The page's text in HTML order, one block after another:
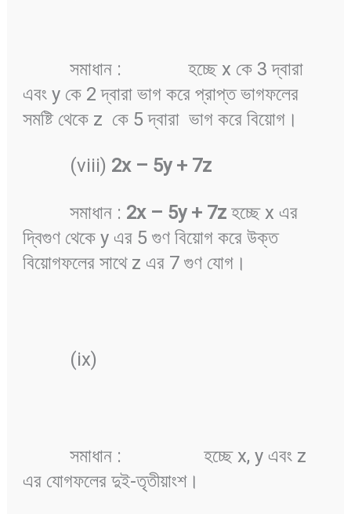
সমাধান :
হচ্ছে x কে 3 দ্বারা
এবং y কে 2 দ্বারা ভাগ করে প্রাপ্ত ভাগফলের
সমষ্টি থেকে z কে 5 দ্বারা ভাগ করে বিয়োগ।
(viii) 2x – 5y + 7z
সমাধান : 2x – 5y + 7zহচ্ছে x এর
দ্বিগুণ থেকে y এর 5 গুণ বিয়োগ করে উক্ত
বিয়োগফলের সাথে z এর 7 গুণ যোগ।
(ix)
সমাধান :
হচ্ছে x, y এবং z
এর যোগফলের দুই-তৃতীয়াংশ।